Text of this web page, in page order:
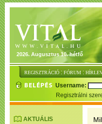
2026. Augusztus 10. hétfő
REGISZTRÁCIÓ : FÓRUM :
Username:
Regisztrálni
AKTUÁLIS